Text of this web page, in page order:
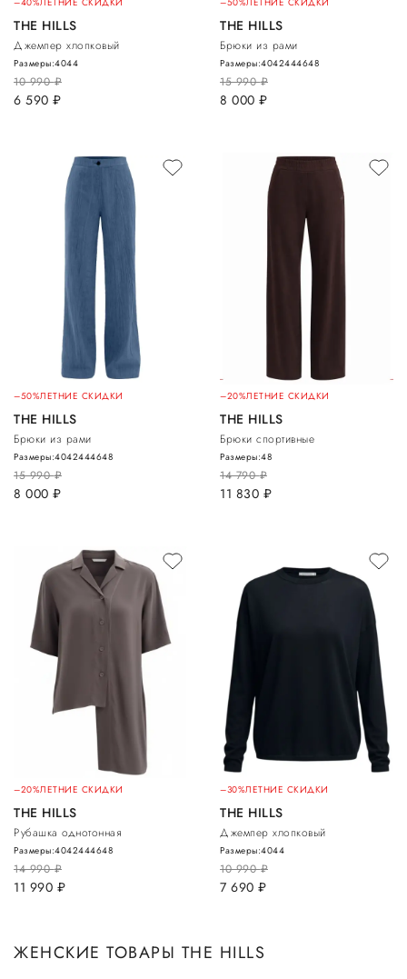
THE HILLS
Джемпер хлопковый
10 990руб.
6 590 руб.
Размеры:4044
THE HILLS
Брюки из рами
15 990руб.
8 000 руб.
Размеры:4042444648
–50%ЛЕТНИЕ СКИДКИ
THE HILLS
Брюки из рами
15 990руб.
8 000 руб.
Размеры:4042444648
–20%ЛЕТНИЕ СКИДКИ
THE HILLS
Брюки спортивные
14 790руб.
11 830 руб.
Размеры:48
–20%ЛЕТНИЕ СКИДКИ
THE HILLS
Рубашка однотонная
14 990руб.
11 990 руб.
Размеры:4042444648
–30%ЛЕТНИЕ СКИДКИ
THE HILLS
Джемпер хлопковый
10 990руб.
7 690 руб.
Размеры:4044
ЖЕНСКИЕ ТОВАРЫ THE HILLS